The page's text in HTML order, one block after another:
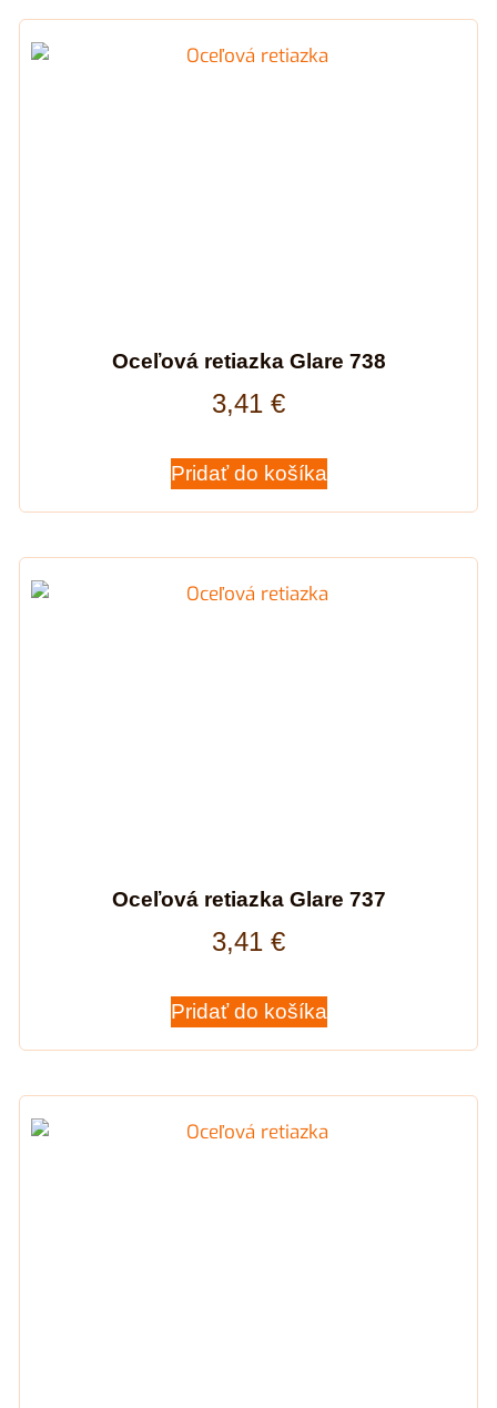
Oceľová retiazka Glare 738
3,41 €
Pridať do košíka
Oceľová retiazka Glare 737
3,41 €
Pridať do košíka